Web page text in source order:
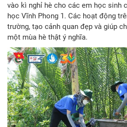
vào kì nghỉ hè cho các em học sinh
học Vĩnh Phong 1. Các hoạt động
trường, tạo cảnh quan đẹp và giúp
một mùa hè thật ý nghĩa.